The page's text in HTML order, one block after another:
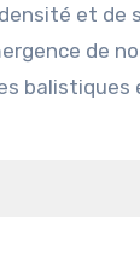
et
de